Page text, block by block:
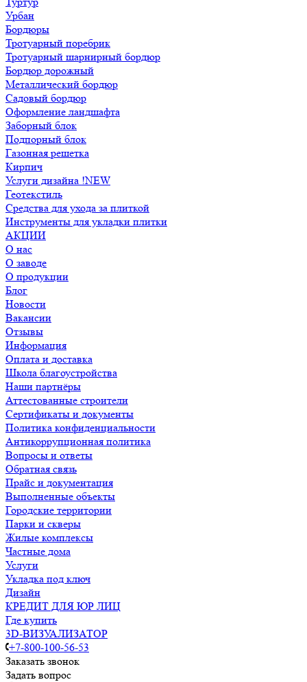
Урбан
Бордюры
Тротуарный поребрик
Тротуарный шарнирный бордюр
Бордюр дорожный
Металлический бордюр
Садовый бордюр
Оформление ландшафта
Заборный блок
Подпорный блок
Газонная решетка
Кирпич
Услуги дизайна !NEW
Геотекстиль
Средства для ухода за плиткой
Инструменты для укладки плитки
АКЦИИ
О нас
О заводе
О продукции
Блог
Новости
Вакансии
Отзывы
Информация
Оплата и доставка
Школа благоустройства
Наши партнёры
Аттестованные строители
Сертификаты и документы
Политика конфиденциальности
Антикоррупционная политика
Вопросы и ответы
Обратная связь
Прайс и документация
Выполненные объекты
Городские территории
Парки и скверы
Жилые комплексы
Частные дома
Услуги
Укладка под ключ
Дизайн
КРЕДИТ ДЛЯ ЮР ЛИЦ
Где купить
3D-ВИЗУАЛИЗАТОР
+7-800-100-56-53
Заказать звонок
Задать вопрос